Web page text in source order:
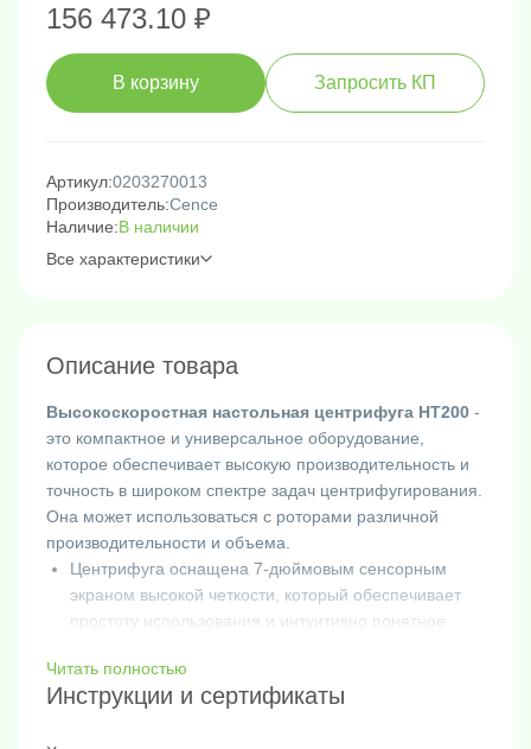
156 473.10 ₽
В корзину Запросить КП
Артикул:0203270013
Производитель:Cence
Наличие:В наличии
Все характеристики
Описание товара
Высокоскоростная настольная центрифуга HT200 -
это компактное и универсальное оборудование,
которое обеспечивает высокую производительность и
точность в широком спектре задач центрифугирования.
Она может использоваться с роторами различной
производительности и объема.
Центрифуга оснащена 7-дюймовым сенсорным
экраном высокой четкости, который обеспечивает
простоту использования и интуитивно понятное
Она предлагает 11 типов уровней ускорения и 12
типов уровней замедления, а также специальный
Читать полностью
Инструкции и сертификаты